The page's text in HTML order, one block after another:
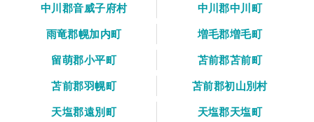
中川郡音威子府村
中川郡中川町
雨竜郡幌加内町
増毛郡増毛町
留萌郡小平町
苫前郡苫前町
苫前郡羽幌町
苫前郡初山別村
天塩郡遠別町
天塩郡天塩町